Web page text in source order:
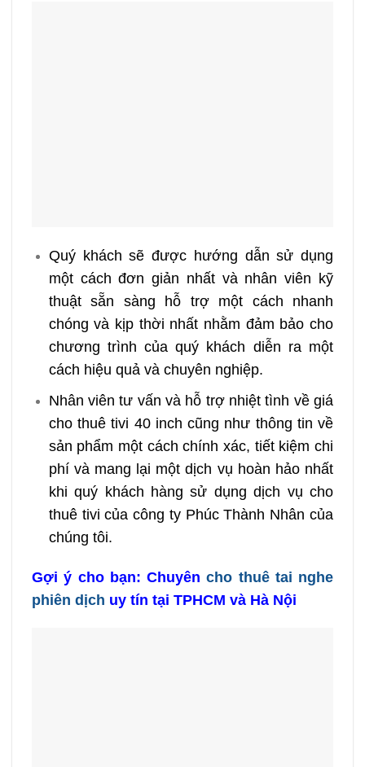
Quý khách sẽ được hướng dẫn sử dụng
một cách đơn giản nhất và nhân viên kỹ
thuật sẵn sàng hỗ trợ một cách nhanh
chóng và kịp thời nhất nhằm đảm bảo cho
chương trình của quý khách diễn ra một
cách hiệu quả và chuyên nghiệp.
Nhân viên tư vấn và hỗ trợ nhiệt tình về giá
cho thuê tivi 40 inch cũng như thông tin về
sản phẩm một cách chính xác, tiết kiệm chi
phí và mang lại một dịch vụ hoàn hảo nhất
khi quý khách hàng sử dụng dịch vụ cho
thuê tivi của công ty Phúc Thành Nhân của
chúng tôi.
Gợi ý cho bạn: Chuyêncho thuê tai nghe
phiên dịch uy tín tại TPHCM và Hà Nội